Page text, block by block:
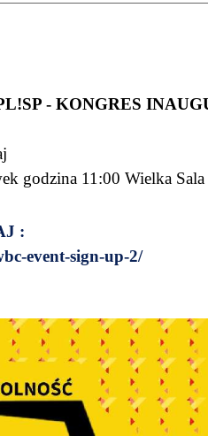
- KONGRES
godzina 11:00 Wielka Sala
:
event-sign-up-2/